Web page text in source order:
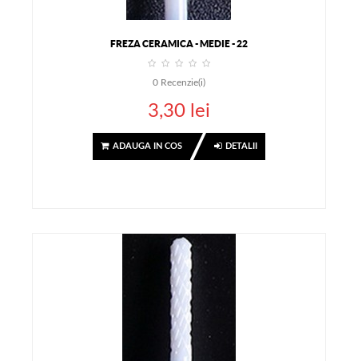
FREZA CERAMICA - MEDIE - 22
0 Recenzie(i)
3,30 lei
ADAUGA IN COS DETALII